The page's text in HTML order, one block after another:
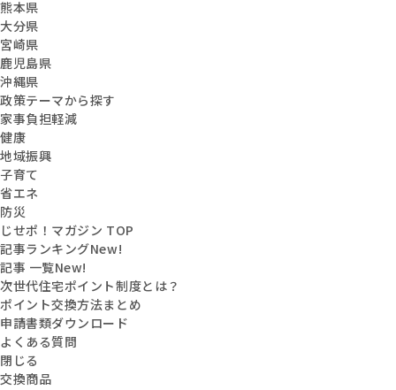
熊本県
大分県
宮崎県
鹿児島県
沖縄県
政策テーマから探す
家事負担軽減
健康
地域振興
子育て
省エネ
防災
じせポ！マガジン TOP
記事ランキングNew!
記事 一覧New!
次世代住宅ポイント制度とは？
ポイント交換方法まとめ
申請書類ダウンロード
よくある質問
閉じる
交換商品